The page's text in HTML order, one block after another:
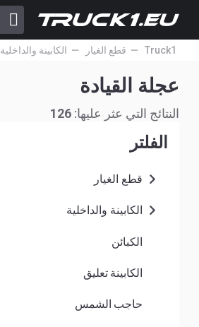
Truck1 قطع الغيار الكابينة والداخلية
عجلة القيادة
النتائج التي عثر عليها: 126
الفلتر
قطع الغيار
الكابينة والداخلية
الكبائن
الكابينة تعليق
حاجب الشمس